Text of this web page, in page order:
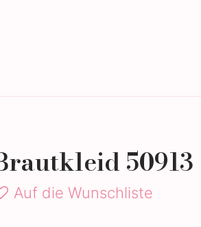
50913
Auf die Wunschliste